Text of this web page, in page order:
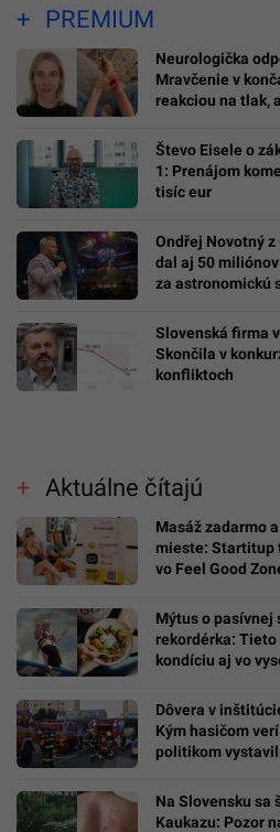
PREMIUM
Neurologička
Mravčenie v
reakciou na tlak,
Števo Eisele o
1: Prenájom
tisíc eur
Ondřej Novotný z
dal aj 50
za astronomickú
Slovenská firma
Skončila v
konfliktoch
Aktuálne čítajú
Masáž zadarmo
mieste: Startitup
vo Feel Good
Mýtus o pasívnej
rekordérka: Tieto
kondíciu aj vo
Dôvera v
Kým hasičom
politikom
Na Slovensku sa
Kaukazu: Pozor